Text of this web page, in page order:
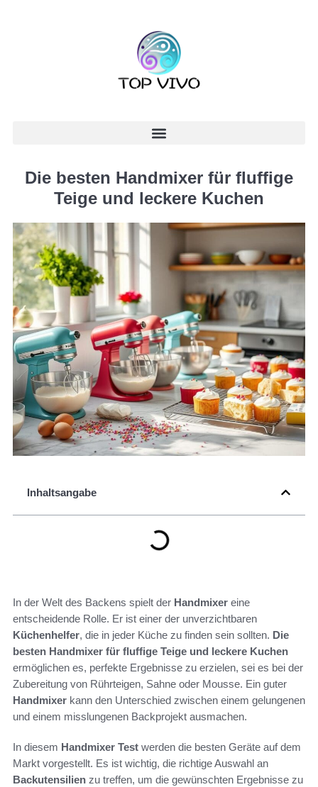
Die besten Handmixer für fluffige
Teige und leckere Kuchen
Inhaltsangabe
In der Welt des Backens spielt der Handmixer eine
entscheidende Rolle. Er ist einer der unverzichtbaren
Küchenhelfer, die in jeder Küche zu finden sein sollten. Die
besten Handmixer für fluffige Teige und leckere Kuchen
ermöglichen es, perfekte Ergebnisse zu erzielen, sei es bei der
Zubereitung von Rührteigen, Sahne oder Mousse. Ein guter
Handmixer kann den Unterschied zwischen einem gelungenen
und einem misslungenen Backprojekt ausmachen.
In diesem Handmixer Test werden die besten Geräte auf dem
Markt vorgestellt. Es ist wichtig, die richtige Auswahl an
Backutensilien zu treffen, um die gewünschten Ergebnisse zu